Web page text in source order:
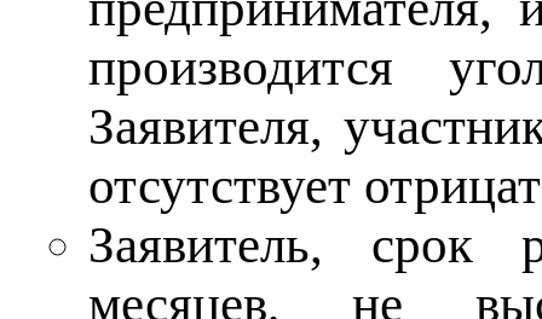
производится
Заявителя,
отсутствует
Заявитель, срок
месяцев, не